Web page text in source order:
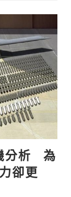
分析   為
卻更